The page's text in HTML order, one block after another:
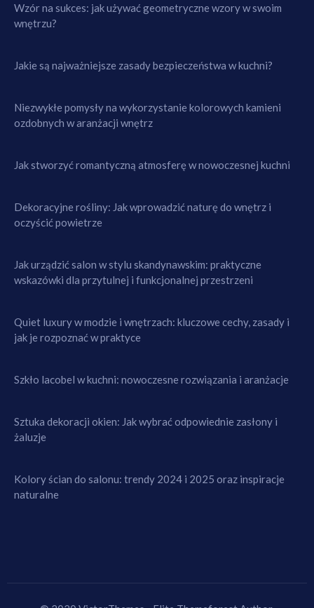
Wzór na sukces: jak używać geometryczne wzory w swoim
wnętrzu?
Jakie są najważniejsze zasady bezpieczeństwa w kuchni?
Niezwykłe pomysły na wykorzystanie kolorowych kamieni
ozdobnych w aranżacji wnętrz
Jak stworzyć romantyczną atmosferę w nowoczesnej kuchni
Dekoracyjne rośliny: Jak wprowadzić naturę do wnętrz i
oczyścić powietrze
Jak urządzić salon w stylu skandynawskim: praktyczne
wskazówki dla przytulnej i funkcjonalnej przestrzeni
Quiet luxury w modzie i wnętrzach: kluczowe cechy, zasady i
jak je rozpoznać w praktyce
Szkło lacobel w kuchni: nowoczesne rozwiązania i aranżacje
Sztuka dekoracji okien: Jak wybrać odpowiednie zasłony i
żaluzje
Kolory ścian do salonu: trendy 2024 i 2025 oraz inspiracje
naturalne